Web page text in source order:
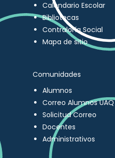
Calendario Escolar
Bibliotecas
Contraloría Social
Mapa de sitio
Comunidades
Alumnos
Correo Alumnos UAQ
Solicitud Correo
Docentes
Administrativos